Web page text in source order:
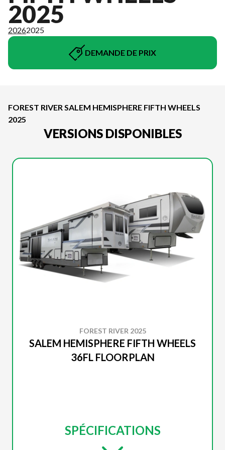
2025
20262025
DEMANDE DE PRIX
FOREST RIVER SALEM HEMISPHERE FIFTH WHEELS
2025
VERSIONS DISPONIBLES
FOREST RIVER 2025
SALEM HEMISPHERE FIFTH WHEELS
36FL FLOORPLAN
SPÉCIFICATIONS